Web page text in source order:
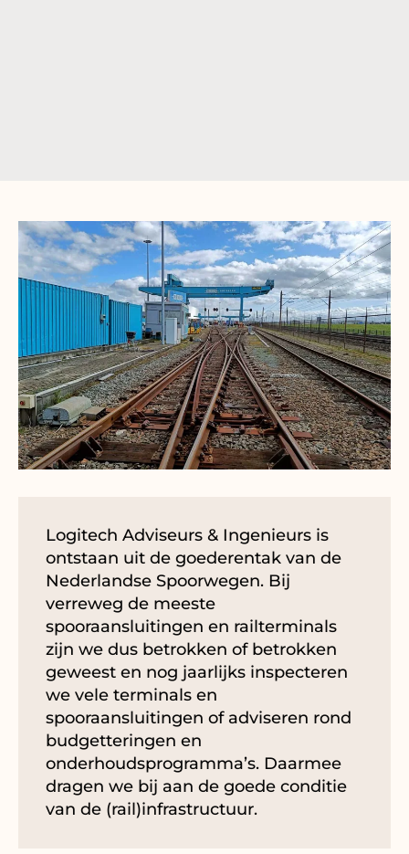
Logitech Adviseurs & Ingenieurs is
ontstaan uit de goederentak van de
Nederlandse Spoorwegen. Bij
verreweg de meeste
spooraansluitingen en railterminals
zijn we dus betrokken of betrokken
geweest en nog jaarlijks inspecteren
we vele terminals en
spooraansluitingen of adviseren rond
budgetteringen en
onderhoudsprogramma’s. Daarmee
dragen we bij aan de goede conditie
van de (rail)infrastructuur.